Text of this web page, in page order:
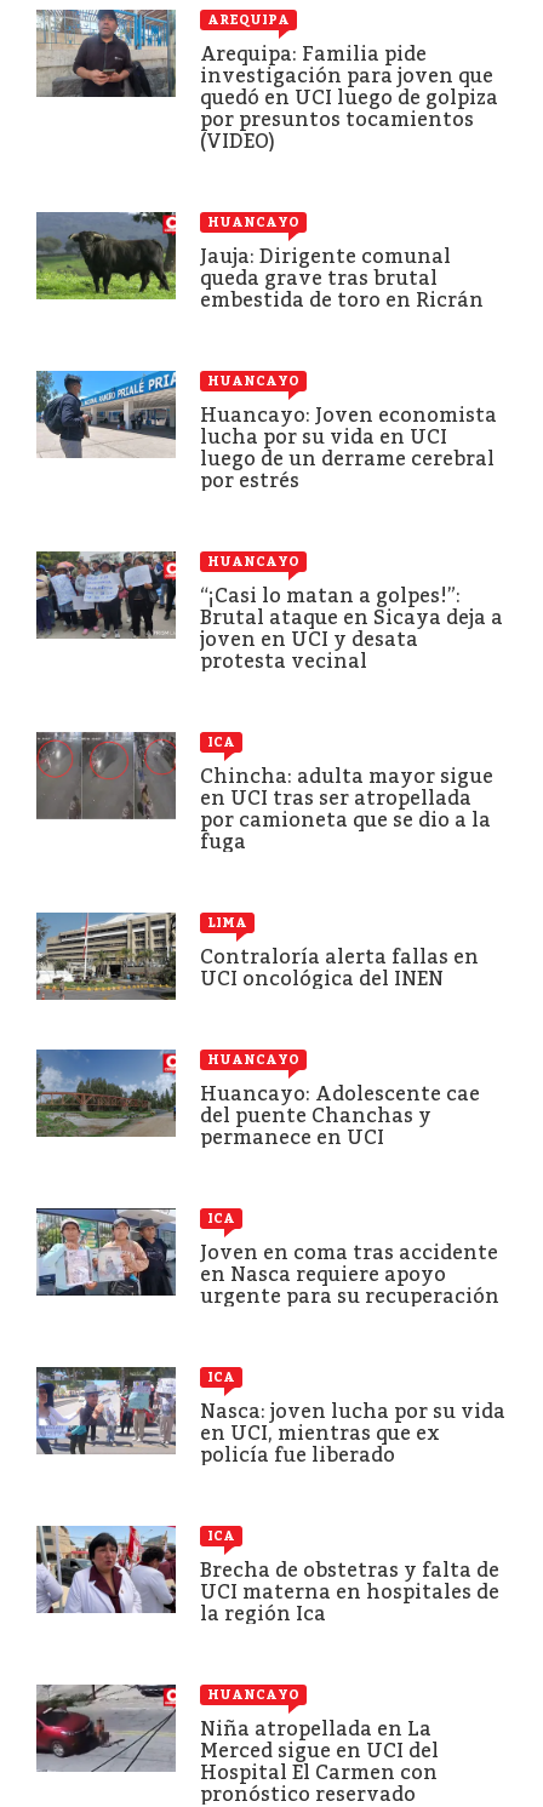
AREQUIPA
Arequipa: Familia pide
investigación para joven que
quedó en UCI luego de golpiza
por presuntos tocamientos
(VIDEO)
HUANCAYO
Jauja: Dirigente comunal
queda grave tras brutal
embestida de toro en Ricrán
HUANCAYO
Huancayo: Joven economista
lucha por su vida en UCI
luego de un derrame cerebral
por estrés
HUANCAYO
“¡Casi lo matan a golpes!”:
Brutal ataque en Sicaya deja a
joven en UCI y desata
protesta vecinal
ICA
Chincha: adulta mayor sigue
en UCI tras ser atropellada
por camioneta que se dio a la
fuga
LIMA
Contraloría alerta fallas en
UCI oncológica del INEN
HUANCAYO
Huancayo: Adolescente cae
del puente Chanchas y
permanece en UCI
ICA
Joven en coma tras accidente
en Nasca requiere apoyo
urgente para su recuperación
ICA
Nasca: joven lucha por su vida
en UCI, mientras que ex
policía fue liberado
ICA
Brecha de obstetras y falta de
UCI materna en hospitales de
la región Ica
HUANCAYO
Niña atropellada en La
Merced sigue en UCI del
Hospital El Carmen con
pronóstico reservado